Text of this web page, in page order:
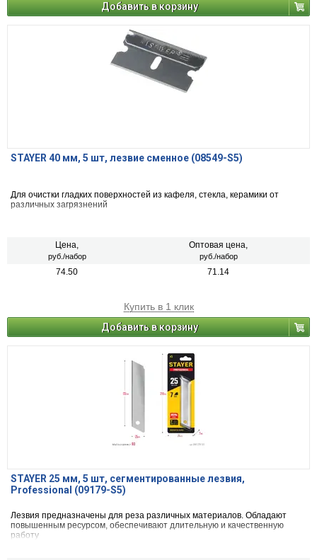
Добавить в корзину
STAYER 40 мм, 5 шт, лезвие сменное (08549-S5)
Для очистки гладких поверхностей из кафеля, стекла, керамики от
различных загрязнений
Цена,
руб./набор
Оптовая цена,
руб./набор
74.50 71.14
Купить в 1 клик
Добавить в корзину
STAYER 25 мм, 5 шт, сегментированные лезвия,
Professional (09179-S5)
Лезвия предназначены для реза различных материалов. Обладают
повышенным ресурсом, обеспечивают длительную и качественную
работу